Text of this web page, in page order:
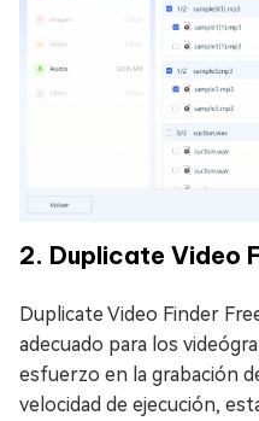
2. Duplicate Video
Duplicate Video Finder
adecuado para los
esfuerzo en la grabación
velocidad de ejecución,